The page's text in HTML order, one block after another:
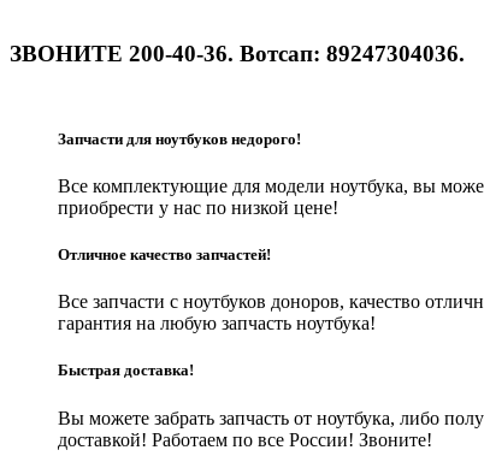
ЗВОНИТЕ 200-40-36. Вотсап: 89247304036.
Запчасти для ноутбуков недорого!
Все комплектующие для модели ноутбука, вы
приобрести у нас по низкой цене!
Отличное качество запчастей!
Все запчасти с ноутбуков доноров, качество
гарантия на любую запчасть ноутбука!
Быстрая доставка!
Вы можете забрать запчасть от ноутбука, либо
доставкой! Работаем по все России! Звоните!